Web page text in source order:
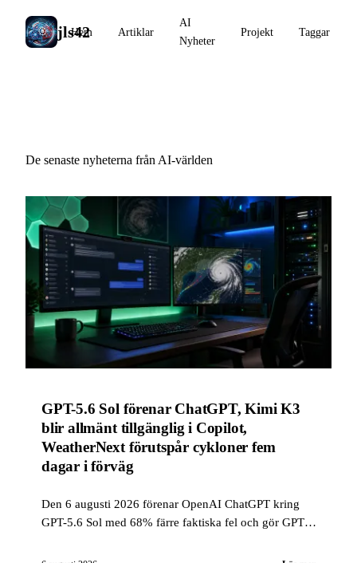
jls42
Hem Artiklar
AI
Nyheter
Projekt Taggar
De senaste nyheterna från AI-världen
GPT-5.6 Sol förenar ChatGPT, Kimi K3
blir allmänt tillgänglig i Copilot,
WeatherNext förutspår cykloner fem
dagar i förväg
Den 6 augusti 2026 förenar OpenAI ChatGPT kring
GPT-5.6 Sol med 68% färre faktiska fel och gör GPT-
allmän tillgänglighet i GitHub Copilot, och Google